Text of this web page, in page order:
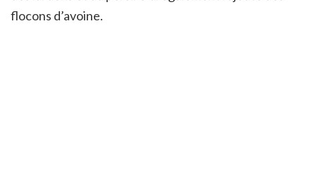
flocons d’avoine.